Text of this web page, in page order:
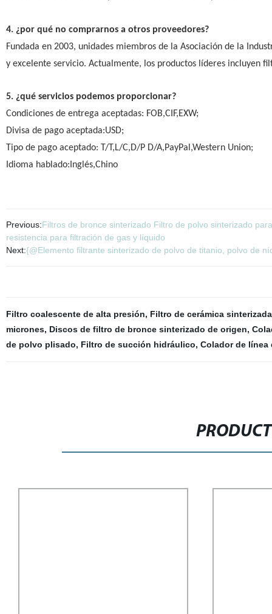
4. ¿por qué no comprarnos a otros proveedores?
Fundada en 2003, unidades miembros de la Asociación de la
y excelente servicio. Actualmente, los productos líderes incluyen
5. ¿qué servicios podemos proporcionar?
Condiciones de entrega aceptadas: FOB,CIF,EXW;
Divisa de pago aceptada:USD;
Tipo de pago aceptado: T/T,L/C,D/P D/A,PayPal,Western Union;
Idioma hablado:Inglés,Chino
Previous:Filtros de bronce sinterizado Filtro de polvo sinterizado
resistencia para filtración de gas y líquido
Next:{@Elemento filtrante sinterizado de polvo de titanio, polvo de
Filtro coalescente de alta presión, Filtro de cerámica sinterizada
micrones, Discos de filtro de bronce sinterizado de origen,
de polvo plisado, Filtro de succión hidráulico, Colador de línea